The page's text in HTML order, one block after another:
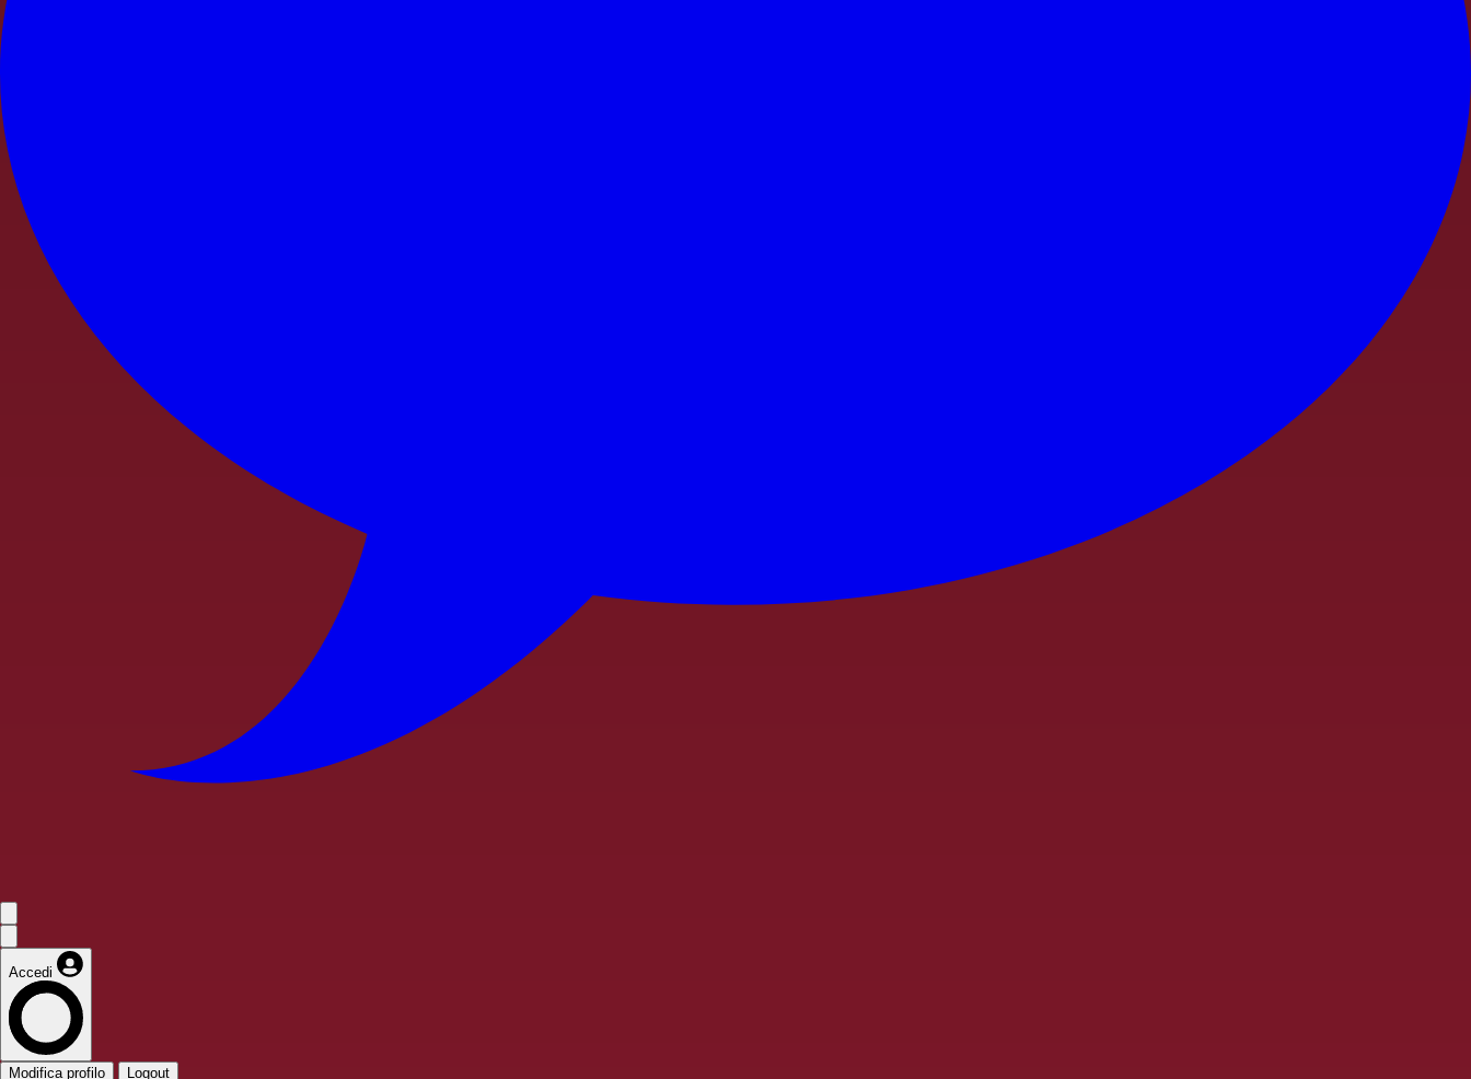
Accedi
Modifica profilo Logout